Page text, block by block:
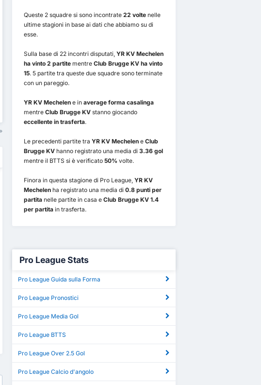
Queste 2 squadre si sono incontrate 22 voltenelle
ultime stagioni in base ai dati che abbiamo su di
esse.
Sulla base di 22 incontri disputati, YR KV Mechelen
ha vinto 2 partitementre Club Brugge KV ha vinto
15. 5 partite tra queste due squadre sono terminate
con un pareggio.
YR KV Mechelene in average forma casalinga
mentre Club Brugge KVstanno giocando
eccellente in trasferta.
Le precedenti partite tra YR KV Mechelene Club
Brugge KVhanno registrato una media di 3.36 gol
mentre il BTTS si è verificato 50% volte.
Finora in questa stagione di Pro League, YR KV
Mechelenha registrato una media di 0.8 punti per
partitanelle partite in casa e Club Brugge KV 1.4
per partitain trasferta.
Pro League Stats
Pro League Guida sulla Forma
Pro League Pronostici
Pro League Media Gol
Pro League BTTS
Pro League Over 2.5 Gol
Pro League Calcio d'angolo